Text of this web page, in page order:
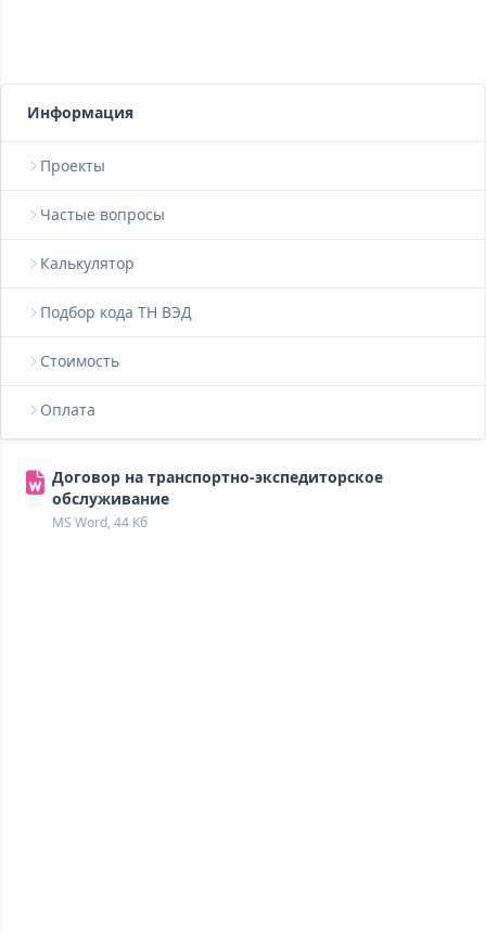
Информация
Проекты
Частые вопросы
Калькулятор
Подбор кода ТН ВЭД
Стоимость
Оплата
Договор на транспортно-экспедиторское
обслуживание
MS Word, 44 Кб